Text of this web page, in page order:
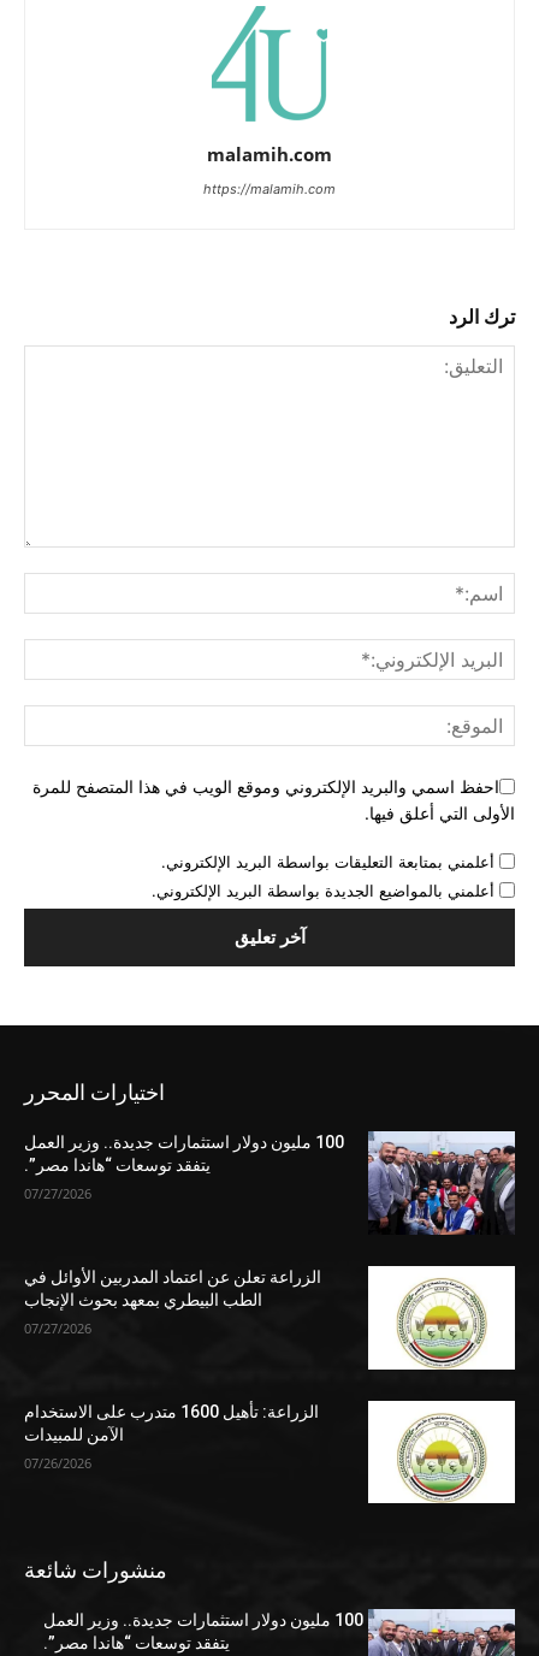
malamih.com
https://malamih.com
ترك الرد
احفظ اسمي والبريد الإلكتروني وموقع الويب في هذا المتصفح للمرة
الأولى التي أعلق فيها.
أعلمني بمتابعة التعليقات بواسطة البريد الإلكتروني.
أعلمني بالمواضيع الجديدة بواسطة البريد الإلكتروني.
اختيارات المحرر
100 مليون دولار استثمارات جديدة.. وزير العمل
يتفقد توسعات “هاندا مصر”.
07/27/2026
الزراعة تعلن عن اعتماد المدربين الأوائل في
الطب البيطري بمعهد بحوث الإنجاب
07/27/2026
الزراعة: تأهيل 1600 متدرب على الاستخدام
الآمن للمبيدات
07/26/2026
منشورات شائعة
100 مليون دولار استثمارات جديدة.. وزير العمل
يتفقد توسعات “هاندا مصر”.